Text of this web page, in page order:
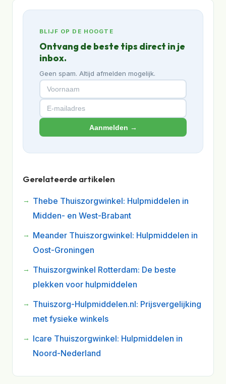
BLIJF OP DE HOOGTE
Ontvang de beste tips direct in je
inbox.
Geen spam. Altijd afmelden mogelijk.
Aanmelden →
Gerelateerde artikelen
Thebe Thuiszorgwinkel: Hulpmiddelen in
Midden- en West-Brabant
Meander Thuiszorgwinkel: Hulpmiddelen in
Oost-Groningen
Thuiszorgwinkel Rotterdam: De beste
plekken voor hulpmiddelen
Thuiszorg-Hulpmiddelen.nl: Prijsvergelijking
met fysieke winkels
Icare Thuiszorgwinkel: Hulpmiddelen in
Noord-Nederland